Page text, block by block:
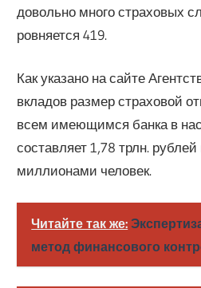
довольно много страховых
ровняется 419.
Как указано на сайте
вкладов размер страховой
всем имеющимся банка в
составляет 1,78 трлн.
миллионами человек.
Читайте так же:
метод финансового